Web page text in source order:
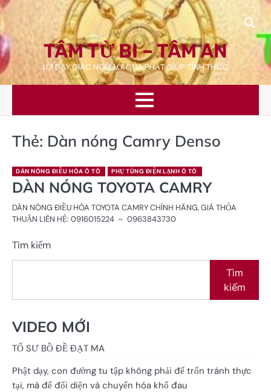
Skip
to
content
TÂM TỪ BI – TÂM AN
LỜI DẠY GIÁC NGỘ, LỜI CỦA PHẬT GÍÚP TỈNH THỨC
Thẻ: Dàn nóng Camry Denso
DÀN NÓNG ĐIỀU HÒA Ô TÔ PHỤ TÙNG ĐIỆN LẠNH Ô TÔ
DÀN NÓNG TOYOTA CAMRY
DÀN NÓNG ĐIỀU HÒA TOYOTA CAMRY CHÍNH HÃNG, GIÁ THỎA
THUẬN LIÊN HỆ: 0916015224 – 0963843730
Tìm kiếm
Tìm
kiếm
VIDEO MỚI
TỔ SƯ BỒ ĐỀ ĐẠT MA
Phật dạy, con đường tu tập không phải để trốn tránh thực
tại, mà để đối diện và chuyển hóa khổ đau